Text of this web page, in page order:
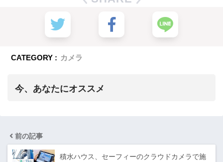
CATEGORY : カメラ
今、あなたにオススメ
前の記事
積水ハウス、セーフィーのクラウドカメラで施